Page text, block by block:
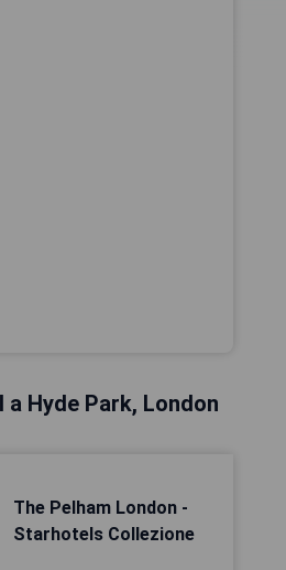
Hyde Park, London
The Pelham London -
Starhotels Collezione